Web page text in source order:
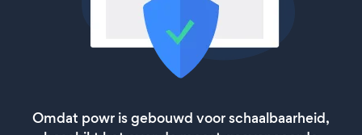
Omdat powr is gebouwd voor schaalbaarheid,